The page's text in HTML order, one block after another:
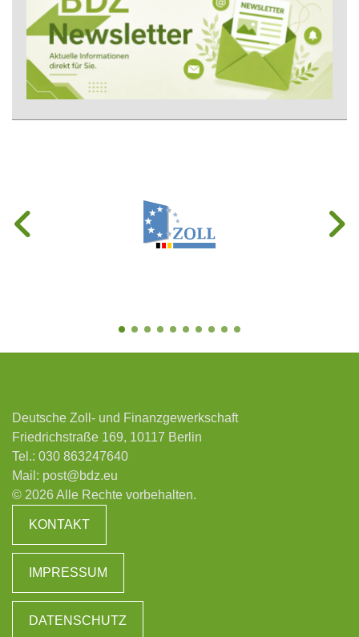
Deutsche Zoll- und Finanzgewerkschaft
Friedrichstraße 169, 10117 Berlin
Tel.: 030 863247640
Mail: post@bdz.eu
© 2026 Alle Rechte vorbehalten.
KONTAKT
IMPRESSUM
DATENSCHUTZ